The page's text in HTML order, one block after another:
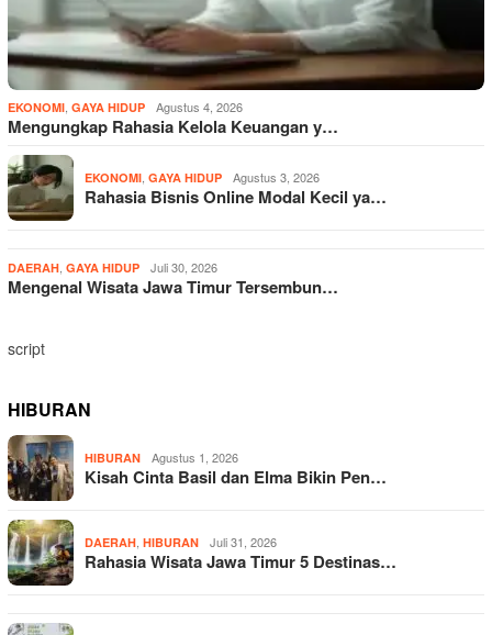
EKONOMI, GAYA HIDUP Agustus 4, 2026
Mengungkap Rahasia Kelola Keuangan y…
EKONOMI, GAYA HIDUP Agustus 3, 2026
Rahasia Bisnis Online Modal Kecil ya…
DAERAH, GAYA HIDUP Juli 30, 2026
Mengenal Wisata Jawa Timur Tersembun…
script
HIBURAN
HIBURAN Agustus 1, 2026
Kisah Cinta Basil dan Elma Bikin Pen…
DAERAH, HIBURAN Juli 31, 2026
Rahasia Wisata Jawa Timur 5 Destinas…